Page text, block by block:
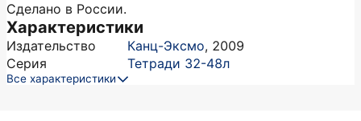
Сделано в России.
Характеристики
Издательство Канц-Эксмо, 2009
Серия
Тетради 32-48л
Все характеристики